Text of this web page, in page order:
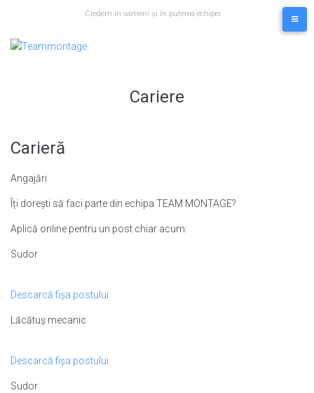
content
Credem în oameni și în puterea echipei.
Cariere
Carieră
Angajări
Îți dorești să faci parte din echipa TEAM MONTAGE?
Aplică online pentru un post chiar acum:
Sudor
Descarcă fișa postului
Lăcătuș mecanic
Descarcă fișa postului
Sudor